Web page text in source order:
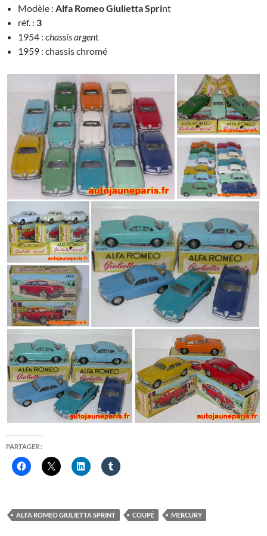
Modèle : Alfa Romeo Giulietta Sprint
réf. : 3
1954 : chassis argent
1959 : chassis chromé
PARTAGER :
ALFA ROMEO GIULIETTA SPRINT COUPÉ MERCURY